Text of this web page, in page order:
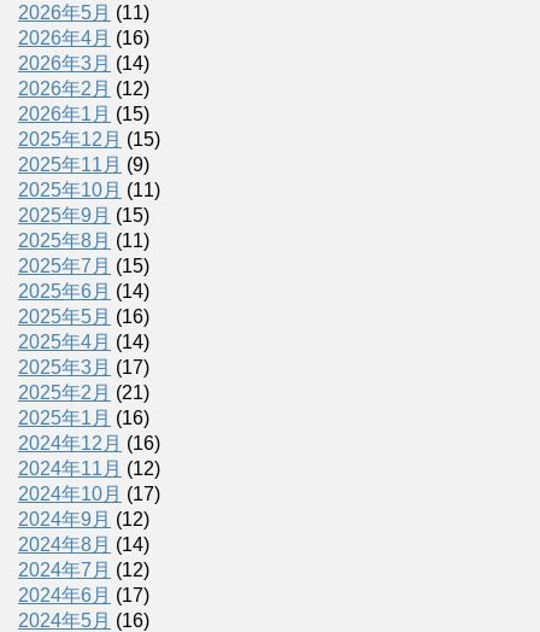
2026年5月 (11)
2026年4月 (16)
2026年3月 (14)
2026年2月 (12)
2026年1月 (15)
2025年12月 (15)
2025年11月 (9)
2025年10月 (11)
2025年9月 (15)
2025年8月 (11)
2025年7月 (15)
2025年6月 (14)
2025年5月 (16)
2025年4月 (14)
2025年3月 (17)
2025年2月 (21)
2025年1月 (16)
2024年12月 (16)
2024年11月 (12)
2024年10月 (17)
2024年9月 (12)
2024年8月 (14)
2024年7月 (12)
2024年6月 (17)
2024年5月 (16)